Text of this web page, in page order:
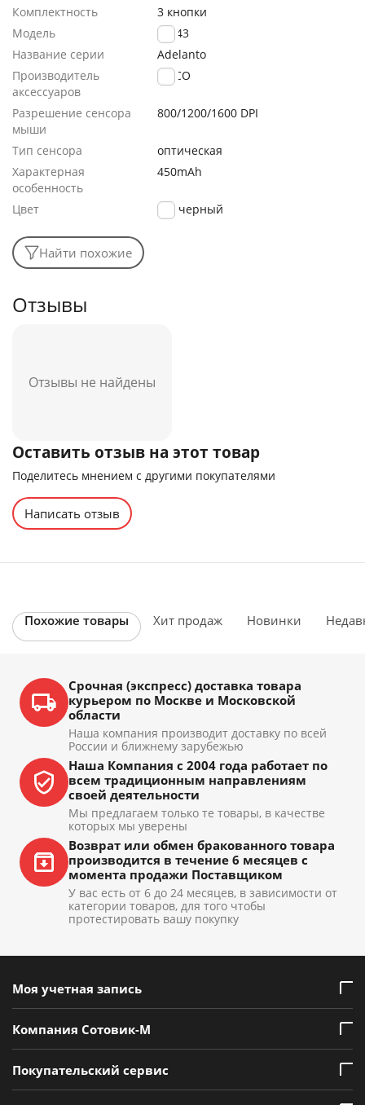
Комплектность
3 кнопки
Модель
GM43
Название серии
Adelanto
Производитель
аксессуаров
HOCO
Разрешение сенсора
мыши
800/1200/1600 DPI
Тип сенсора
оптическая
Характерная
особенность
450mAh
Цвет черный
Найти похожие
Отзывы
Отзывы не найдены
Оставить отзыв на этот товар
Поделитесь мнением с другими покупателями
Написать отзыв
Похожие товары Хит продаж Новинки
Срочная (экспресс) доставка товара
курьером по Москве и Московской
области
Наша компания производит доставку по всей
России и ближнему зарубежью
Наша Компания с 2004 года работает по
всем традиционным направлениям
своей деятельности
Мы предлагаем только те товары, в качестве
которых мы уверены
Возврат или обмен бракованного товара
производится в течение 6 месяцев с
момента продажи Поставщиком
У вас есть от 6 до 24 месяцев, в зависимости от
категории товаров, для того чтобы
протестировать вашу покупку
Моя учетная запись
Компания Сотовик-М
Покупательский сервис